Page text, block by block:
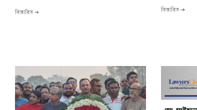
বিস্তারিত ➔ বিস্তারিত ➔